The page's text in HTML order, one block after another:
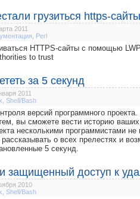
грузиться https-сайты
2011
Perl
HTTPS-сайты с помощью
to trust
за 5 секунд
2011
Shell/Bash
версий программного проекта.
вы сможете вести историю
несколькими программистами
о всех прелестях и
5 секунд.
защищенный доступ к
2010
Shell/Bash